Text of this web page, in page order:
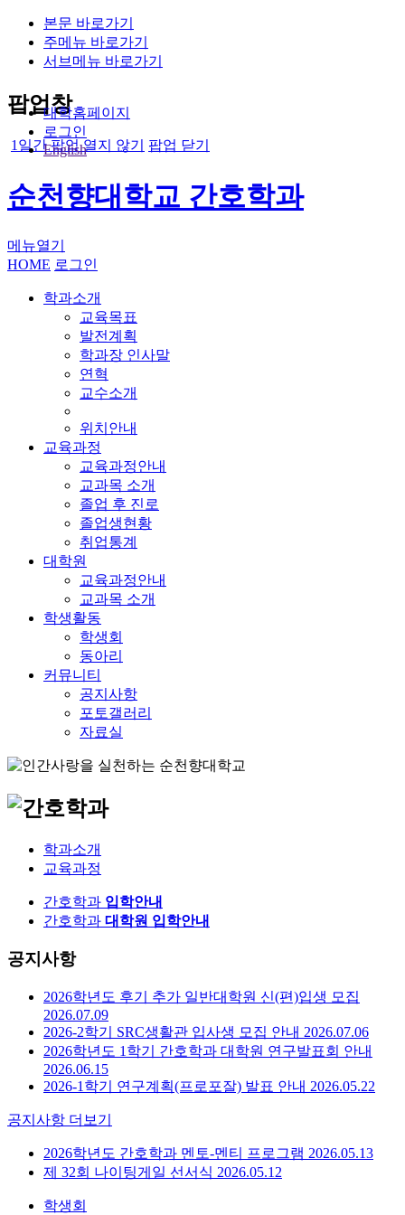
본문 바로가기
주메뉴 바로가기
서브메뉴 바로가기
팝업창
1일간 팝업 열지 않기 팝업 닫기
대학홈페이지
로그인
English
순천향대학교 간호학과
메뉴열기
HOME 로그인
학과소개
교육목표
발전계획
학과장 인사말
연혁
교수소개
위치안내
교육과정
교육과정안내
교과목 소개
졸업 후 진로
졸업생현황
취업통계
대학원
교육과정안내
교과목 소개
학생활동
학생회
동아리
커뮤니티
공지사항
포토갤러리
자료실
학과소개
교육과정
간호학과 입학안내
간호학과 대학원 입학안내
공지사항
2026학년도 후기 추가 일반대학원 신(편)입생 모집
2026.07.09
2026-2학기 SRC생활관 입사생 모집 안내 2026.07.06
2026학년도 1학기 간호학과 대학원 연구발표회 안내
2026.06.15
2026-1학기 연구계획(프로포잘) 발표 안내 2026.05.22
공지사항 더보기
2026학년도 간호학과 멘토-멘티 프로그램 2026.05.13
제 32회 나이팅게일 선서식 2026.05.12
학생회